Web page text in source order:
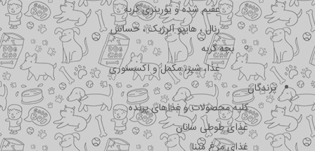
عقیم شده و یورینری گربه
رنال ، هایپو آلرژیک ، حساس
بچه گربه
غذا، شیر، مکمل و اکسسوری
پرندگان
کلیه محصولات و غذاهای پرنده
غذای طوطی سانان
غذای مرغ مینا